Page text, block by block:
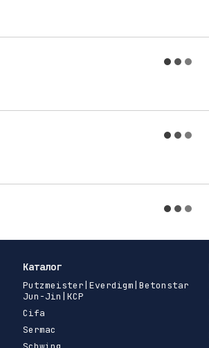
Каталог
Putzmeister|Everdigm|Betonstar
Jun-Jin|KCP
Cifa
Sermac